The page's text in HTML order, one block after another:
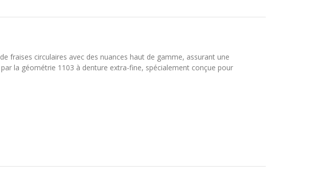
fraises circulaires avec des nuances haut de gamme, assurant une
la géométrie 1103 à denture extra-fine, spécialement conçue pour